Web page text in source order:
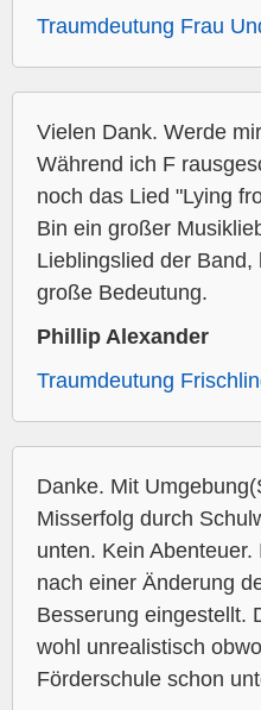
Traumdeutung Frau
Vielen Dank. Werde
Während ich F
noch das Lied "Lying
Bin ein großer
Lieblingslied der
große Bedeutung.
Phillip Alexander
Traumdeutung
Danke. Mit
Misserfolg durch
unten. Kein
nach einer Änderung
Besserung eingestellt.
wohl unrealistisch
Förderschule schon